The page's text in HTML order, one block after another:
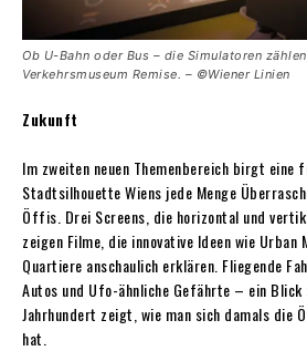
Ob U-Bahn oder Bus – die Simulatoren
Verkehrsmuseum Remise. – ©Wiener Linien
Zukunft
Im zweiten neuen Themenbereich birgt eine
Stadtsilhouette Wiens jede Menge
Öffis. Drei Screens, die horizontal und
zeigen Filme, die innovative Ideen wie Urban
Quartiere anschaulich erklären. Fliegende
Autos und Ufo-ähnliche Gefährte – ein Blick
Jahrhundert zeigt, wie man sich damals
hat.